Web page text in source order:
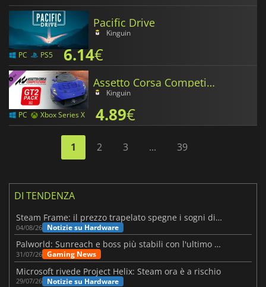
Pacific Drive
Kinguin
PC PS5 6.14€
Assetto Corsa Competizione GT2 Pack
Kinguin
PC Xbox Series X 4.89€
1 2 3 ... 39
DI TENDENZA
Steam Frame: il prezzo trapelato spegne i sogni di un VR economico
04/08/26 Notizie su Hardware
Palworld: Sunreach e boss più stabili con l'ultimo update
31/07/26 Gaming News
Microsoft rivede Project Helix: Steam ora è a rischio
29/07/26 Notizie su Hardware